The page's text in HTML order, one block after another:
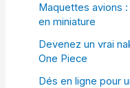
Maquettes avions :
en miniature
Devenez un vrai
One Piece
Dés en ligne pour